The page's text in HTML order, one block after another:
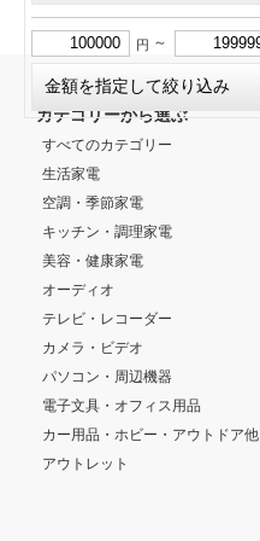
円 ～
カテゴリーから選ぶ
すべてのカテゴリー
生活家電
空調・季節家電
キッチン・調理家電
美容・健康家電
オーディオ
テレビ・レコーダー
カメラ・ビデオ
パソコン・周辺機器
電子文具・オフィス用品
カー用品・ホビー・アウトドア他
アウトレット